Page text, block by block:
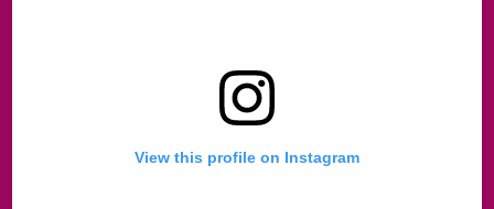
View this profile on Instagram